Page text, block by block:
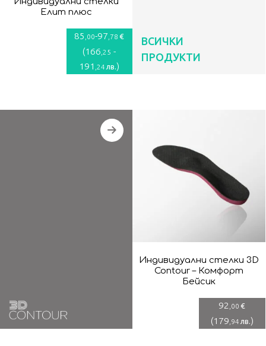
Елит плюс
85 ,00-97 ,78 €
(166 ,25 -
191 ,24 лв.)
ВСИЧКИ
ПРОДУКТИ
Индивидуални стелки 3D
Contour – Комфорт
Бейсик
92 ,00 €
(179 ,94 лв.)